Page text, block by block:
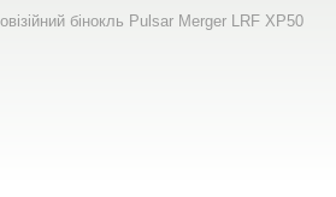
бінокль Pulsar Merger LRF XP50